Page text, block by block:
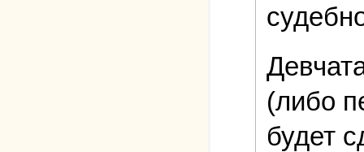
(либо
будет